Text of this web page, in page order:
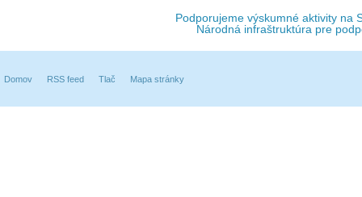
Podporujeme výskumné aktivity na
Národná infraštruktúra pre
Domov RSS feed Tlač Mapa stránky